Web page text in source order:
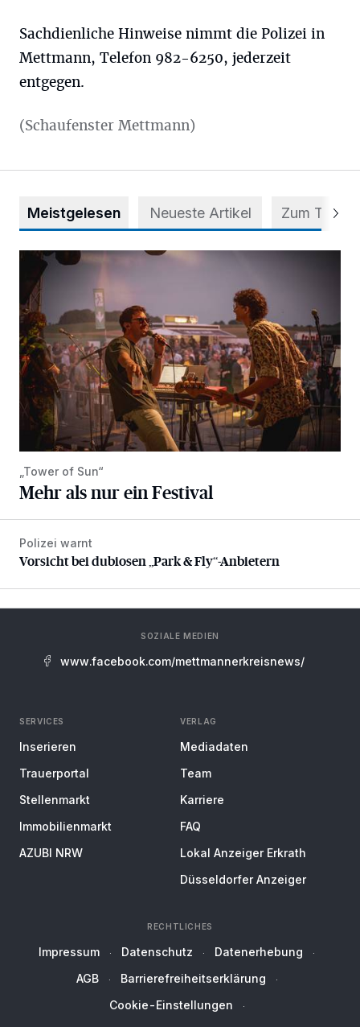
Sachdienliche Hinweise nimmt die Polizei in
Mettmann, Telefon 982-6250, jederzeit
entgegen.
(Schaufenster Mettmann)
Meistgelesen Neueste Artikel Zum Thema
Mehr als nur ein Festival
„Tower of Sun“
Mehr als nur ein Festival
Vorsicht bei dubiosen „Park & Fly“-Anbietern
Polizei warnt
Vorsicht bei dubiosen „Park & Fly“-Anbietern
SOZIALE MEDIEN
www.facebook.com/mettmannerkreisnews/
SERVICES
Inserieren
Trauerportal
Stellenmarkt
Immobilienmarkt
AZUBI NRW
VERLAG
Mediadaten
Team
Karriere
FAQ
Lokal Anzeiger Erkrath
Düsseldorfer Anzeiger
RECHTLICHES
Impressum Datenschutz
Datenerhebung
AGB
Barrierefreiheitserklärung
Cookie-Einstellungen